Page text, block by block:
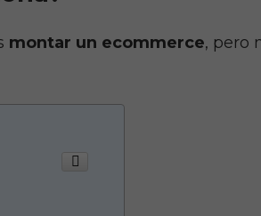
montar un ecommerce, pero